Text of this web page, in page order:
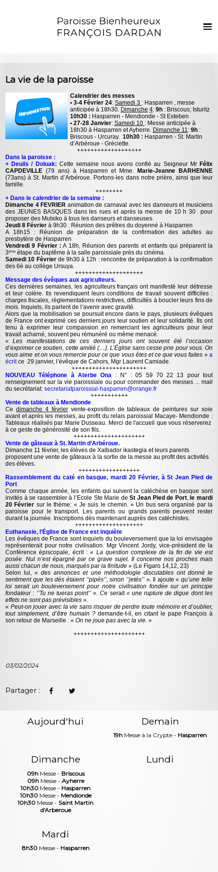
Vie de la paroisse
Les clochers
Sacrements et vie chrétienne
Photos
Contact
La vie de la paroisse
Calendrier des messes
• 3-4 Février 24: Samedi 3 : Hasparren , messe
anticipée à 18h30. Dimanche 4: 9h : Briscous; Isturitz
10h30 : Hasparren - Mendionde - St Esteben
• 27-28 Janvier: Samedi 10 : Messe anticipée à
18h30 à Hasparren et Ayherre. Dimanche 11 : 9h :
Briscous - Urcuray. 10h30 : Hasparren - St. Martin
d’Arbéroue - Gréciette.
+++++++++++++++++++
Dans la paroisse :
+ Deuils / Doluak: Cette semaine nous avons confié au Seigneur Mr Félix
CAPDEVILLE (79 ans) à Hasparren et Mme. Marie-Jeanne BARHENNE
(73ans) à St. Martin d’Arbéroue. Portons-les dans notre prière, ainsi que leur
famille.
++++++++
+ Dans le calendrier de la semaine :
Dimanche 4 FEVRIER animation de carnaval avec les danseurs et musiciens
des JEUNES BASQUES dans les rues et après la messe de 10 h 30 pour
proposer des Mutxiko à tous les danseurs et danseuses.
Jeudi 8 Février à 9h30 : Réunion des prêtres du doyenné à Hasparren
A 18h15 : Réunion de préparation de la confirmation des adultes au
presbytère de Hasparren
Vendredi 9 Février : A 18h, Réunion des parents et enfants qui préparent la
3ème étape du baptême à la salle paroissiale près du cinéma.
Samedi 10 Févrierde 9h30 à 12h : rencontre de préparation à la confirmation
des 6è au collège Ursuya.
++++++++++++++++++++
Message des évêques aux agriculteurs.
Ces dernières semaines, les agriculteurs français ont manifesté leur détresse
et leur colère. Ils revendiquent leurs conditions de travail souvent difficiles :
charges fiscales, règlementations restrictives, difficultés à boucler leurs fins de
mois. Inquiets, ils parlent de l’avenir avec gravité.
Alors que la mobilisation se poursuit encore dans le pays, plusieurs évêques
de France ont exprimé ces derniers jours leur soutien et leur solidarité. Ils ont
tenu à exprimer leur compassion en remerciant les agriculteurs pour leur
travail acharné, souvent peu rémunéré ou même menacé.
«Les manifestations de ces derniers jours ont souvent été l’occasion
d’exprimer ce soutien, cette amitié (…). L’Église sans cesse prie pour vous. On
vous aime et on vous remercie pour ce que vous êtes et ce que vous faites » a
écritce 29 janvier, l’évêque de Cahors, Mgr Laurent Camiade.
++++++++++++++++++++++
NOUVEAU Téléphone à Aterbe Ona
: N° : 05 59 70 22 13 pour tout
renseignement sur la vie paroissiale ou pour commander des messes ... mail
du secrétariat:secretariatparoissial-hasparren@orange.fr
+++++++++++
Vente de tableaux à Mendionde
Cedimanche 4 févriervente-exposition de tableaux de peintures sur soie
avant et après les messes, au profit du relais paroissial Macaye- Mendionde :
Tableaux réalisés par Marie Dusseau. Merci de l'accueil que vous réserverez
à ce geste de générosité de son fils.
+++++++++++++++++++++
Vente de gâteaux à St. Martin d’Arbéroue.
Dimanche 11 février, les élèves de Xalbador ikastegia et leurs parents
proposent une vente de gâteaux à la sortie de la messe au profit des activités
des élèves.
++++++++++++++++++
Rassemblement du caté en basque, mardi 20 Février, à St Jean Pied de
Port
Comme chaque année, les enfants qui suivent la catéchèse en basque sont
invités à se rassembler à l’Ecole Ste Marie de St Jean Pied de Port,le mardi
20 Février sur le thème: « Je suis le chemin. » Un bus sera organisé par la
paroisse pour le transport. Les parents ou grands parents peuvent rester
durant la journée. Inscriptions dès maintenant auprès des catéchistes.
++++++++++++++++++++
Euthanasie, l’Église de France est inquiète
Les évêques de France sont inquiets du bouleversement que la loi envisagée
représenterait pour notre civilisation. Mgr Vincent Jordy, vice-président de la
Conférence épiscopale, écrit : « La question complexe de la fin de vie est
posée. Nul n’est épargné par ce grave sujet. Il concerne nos proches mais
aussi chacun de nous, marqués par la finitude» (Le Figaro 14,12, 23)
Selon lui, «des annonces et une méthodologie discutables ont donné le
sentiment que les dés étaient ’’pipés’’, sinon ’’jetés’’ ». Il ajoute « qu’une telle
loi serait un bouleversement pour notre civilisation fondée sur un principe
fondateur : ’’Tu ne tueras point’’» . Ce serait « une rupture de digue dont les
effets ne sont pas prévisibles».
« Peut-on jouer avec la vie sans risquer de perdre toute mémoire et d’oublier,
tout simplement, d’être humain ? demande-t-il, en citant le pape François à
son retour de Marseille : «On ne joue pas avec la vie. »
+++++++++++++++++++++
03/02/2024
Partager :
Aujourd'hui Demain
19h Messe à la Crypte - Hasparren
Dimanche
09hMesse - Briscous
09hMesse - Ayherre
10h30 Messe - Hasparren
10h30Messe - Mendionde
10h30 Messe - Saint Martin
d'Arberoue
Lundi
Mardi
8h30Messe - Hasparren